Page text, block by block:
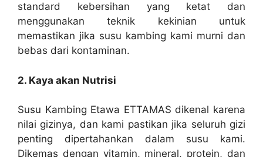
standard kebersihan yang ketat dan
menggunakan teknik kekinian untuk
memastikan jika susu kambing kami murni dan
bebas dari kontaminan.
2. Kaya akan Nutrisi
Susu Kambing Etawa ETTAMAS dikenal karena
nilai gizinya, dan kami pastikan jika seluruh gizi
penting dipertahankan dalam susu kami.
Dikemas dengan vitamin, mineral, protein, dan